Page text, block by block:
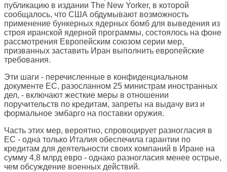
публикацию в издании The New Yorker, в которой
сообщалось, что США обдумывают возможность
применение бункерных ядерных бомб для выведения из
строя иранской ядерной программы, состоялось на фоне
рассмотрения Европейским союзом серии мер,
призванных заставить Иран выполнить европейские
требования.
Эти шаги - перечисленные в конфиденциальном
документе ЕС, разосланном 25 министрам иностранных
дел, - включают жесткие меры в отношении
поручительств по кредитам, запреты на выдачу виз и
формальное эмбарго на поставки оружия.
Часть этих мер, вероятно, спровоцирует разногласия в
ЕС - одна только Италия обеспечила гарантии по
кредитам для деятельности своих компаний в Иране на
сумму 4,8 млрд евро - однако разногласия менее острые,
чем обсуждение военных действий.